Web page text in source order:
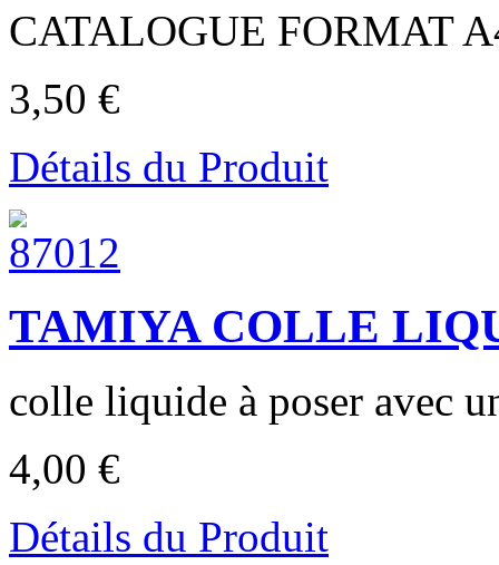
CATALOGUE FORMAT
3,50 €
Détails du Produit
TAMIYA COLLE
colle liquide à poser avec
4,00 €
Détails du Produit